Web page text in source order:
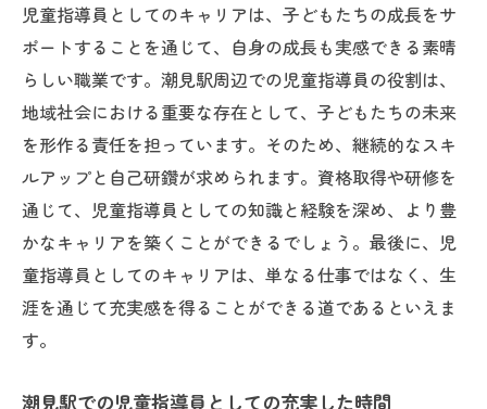
児童指導員としてのキャリアは、子どもたちの成長をサ
ポートすることを通じて、自身の成長も実感できる素晴
らしい職業です。潮見駅周辺での児童指導員の役割は、
地域社会における重要な存在として、子どもたちの未来
を形作る責任を担っています。そのため、継続的なスキ
ルアップと自己研鑽が求められます。資格取得や研修を
通じて、児童指導員としての知識と経験を深め、より豊
かなキャリアを築くことができるでしょう。最後に、児
童指導員としてのキャリアは、単なる仕事ではなく、生
涯を通じて充実感を得ることができる道であるといえま
す。
潮見駅での児童指導員としての充実した時間